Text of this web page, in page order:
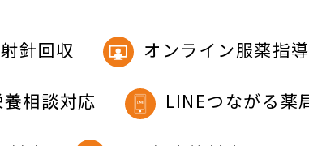
針回収 オンライン服薬指
養相談対応 LINEつながる薬